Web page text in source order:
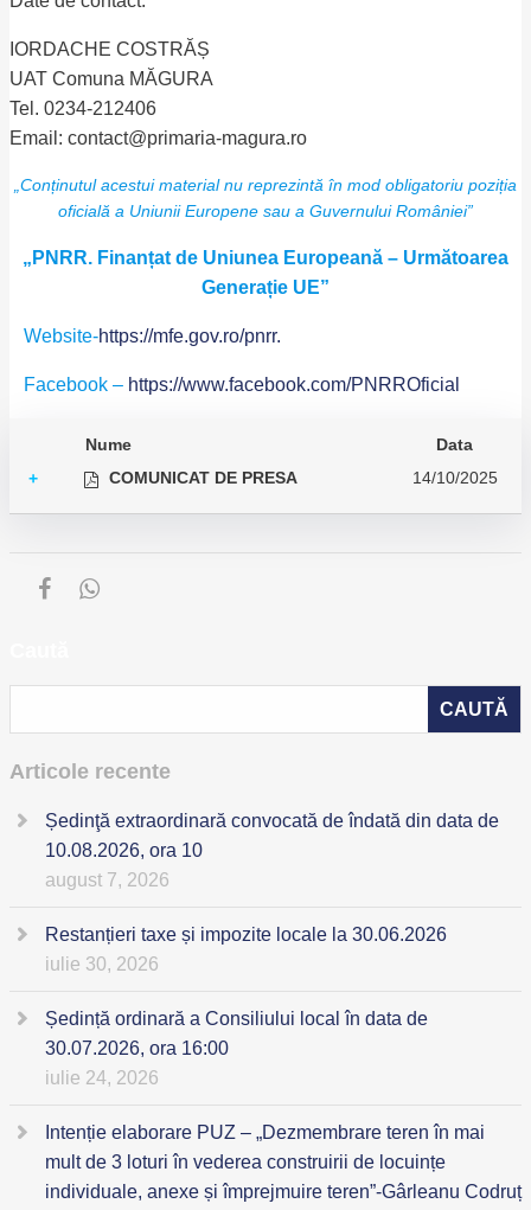
IORDACHE COSTRĂȘ
UAT Comuna MĂGURA
Tel. 0234-212406
Email: contact@primaria-magura.ro
„Conținutul acestui material nu reprezintă în mod obligatoriu poziția
oficială a Uniunii Europene sau a Guvernului României”
„PNRR. Finanțat de Uniunea Europeană – Următoarea
Generație UE”
Website-https://mfe.gov.ro/pnrr.
Facebook – https://www.facebook.com/PNRROficial
Nume
Data
+
COMUNICAT DE PRESA 14/10/2025
Articole recente
Ședinţă extraordinară convocată de îndată din data de
10.08.2026, ora 10
august 7, 2026
Restanțieri taxe și impozite locale la 30.06.2026
iulie 30, 2026
Ședință ordinară a Consiliului local în data de
30.07.2026, ora 16:00
iulie 24, 2026
Intenție elaborare PUZ – „Dezmembrare teren în mai
mult de 3 loturi în vederea construirii de locuințe
individuale, anexe și împrejmuire teren”-Gârleanu Codruț